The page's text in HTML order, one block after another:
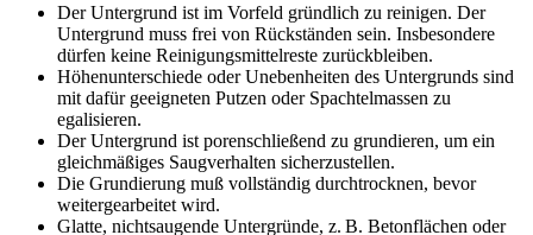
Der Untergrund ist im Vorfeld gründlich zu reinigen. Der
Untergrund muss frei von Rückständen sein. Insbesondere
dürfen keine Reinigungsmittelreste zurückbleiben.
Höhenunterschiede oder Unebenheiten des Untergrunds sind
mit dafür geeigneten Putzen oder Spachtelmassen zu
egalisieren.
Der Untergrund ist porenschließend zu grundieren, um ein
gleichmäßiges Saugverhalten sicherzustellen.
Die Grundierung muß vollständig durchtrocknen, bevor
weitergearbeitet wird.
Glatte, nichtsaugende Untergründe, z. B. Betonflächen oder